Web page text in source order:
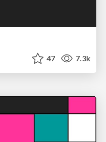
47 7.3k